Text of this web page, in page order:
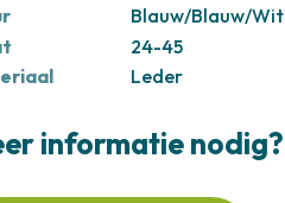
Blauw/Blauw/Wit
24-45
Leder
informatie nodig?